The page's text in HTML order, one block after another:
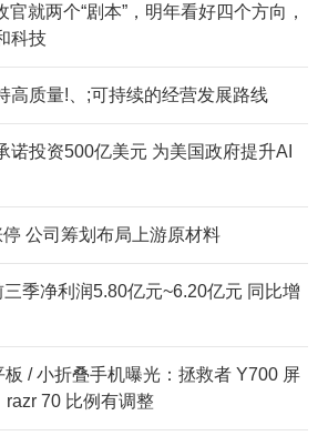
就两个“剧本”，明年看好四个方向，
科技
高质量!、;可持续的经营发展路线
诺投资500亿美元 为美国政府提升AI
停 公司筹划布局上游原材料
季净利润5.80亿元~6.20亿元 同比增
/ 小折叠手机曝光：拯救者 Y700 屏
70 比例有调整